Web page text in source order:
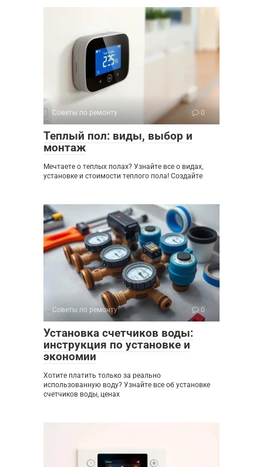
Советы по ремонту 0
Теплый пол: виды, выбор и
монтаж
Мечтаете о теплых полах? Узнайте все о видах,
установке и стоимости теплого пола! Создайте
Советы по ремонту 0
Установка счетчиков воды:
инструкция по установке и
экономии
Хотите платить только за реально
использованную воду? Узнайте все об установке
счетчиков воды, ценах